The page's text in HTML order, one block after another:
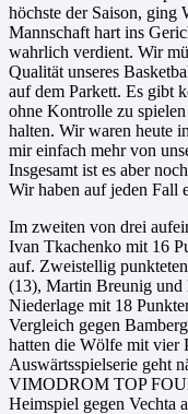
höchste der Saison, ging
Mannschaft hart ins
wahrlich verdient. Wir
Qualität unseres
auf dem Parkett. Es gibt
ohne Kontrolle zu
halten. Wir waren heute
mir einfach mehr von
Insgesamt ist es aber
Wir haben auf jeden Fall
Im zweiten von drei
Ivan Tkachenko mit 16
auf. Zweistellig
(13), Martin Breunig
Niederlage mit 18
Vergleich gegen
hatten die Wölfe mit vier
Auswärtsspielserie geht
VIMODROM TOP
Heimspiel gegen Vechta